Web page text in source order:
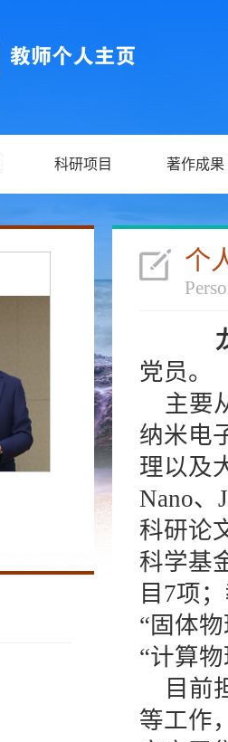
科研项目 著作成果
个
龙
党员。
主要
纳米电
理以及
Nano、
科研论
科学基
目7项
“固体
“计算
目前
等工作